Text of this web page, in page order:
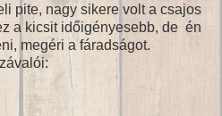
pite, nagy sikere volt a csajos
a kicsit időigényesebb, de én
megéri a fáradságot.